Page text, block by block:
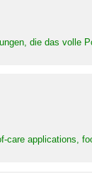
die das volle
applications,